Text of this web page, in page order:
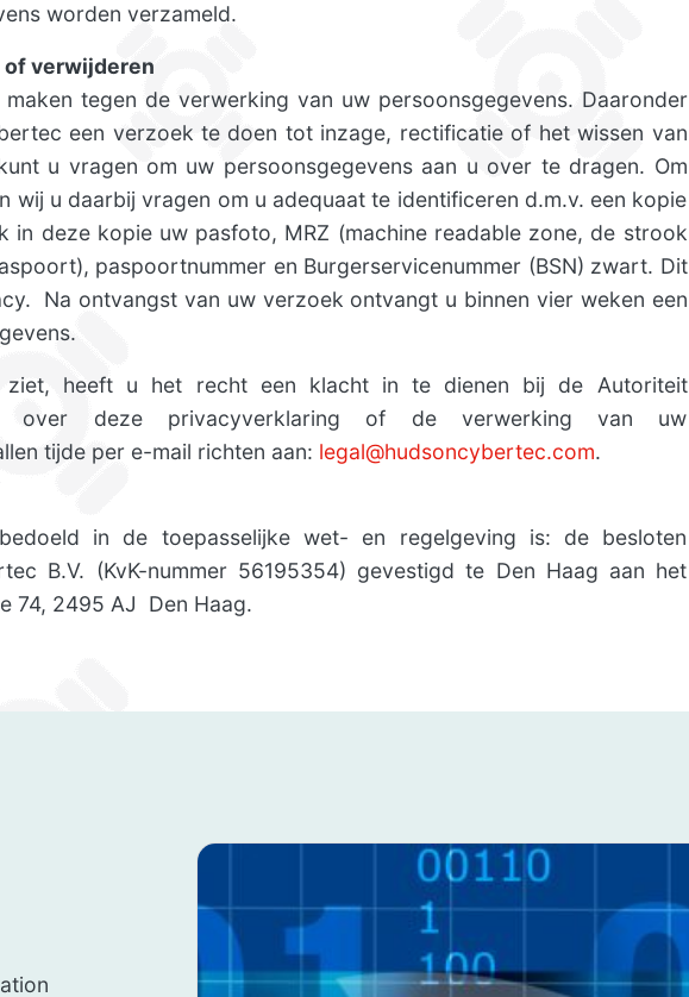
worden verzameld.
of verwijderen
tegen de verwerking van uw persoonsgegevens. Daaronder
een verzoek te doen tot inzage, rectificatie of het wissen van
u vragen om uw persoonsgegevens aan u over te dragen. Om
wij u daarbij vragen om u adequaat te identificeren d.m.v. een kopie
in deze kopie uw pasfoto, MRZ (machine readable zone, de strook
paspoortnummer en Burgerservicenummer (BSN) zwart. Dit
Na ontvangst van uw verzoek ontvangt u binnen vier weken een
ziet, heeft u het recht een klacht in te dienen bij de Autoriteit
over deze privacyverklaring of de verwerking van uw
tijde per e-mail richten aan: legal@hudsoncybertec.com.
in de toepasselijke wet- en regelgeving is: de besloten
B.V. (KvK-nummer 56195354) gevestigd te Den Haag aan het
74, 2495 AJ Den Haag.